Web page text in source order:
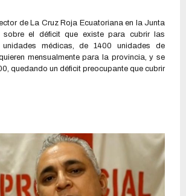
de La Cruz Roja Ecuatoriana en la Junta
sobre el déficit que existe para cubrir las
unidades médicas, de 1400 unidades de
mensualmente para la provincia, y se
quedando un déficit preocupante que cubrir